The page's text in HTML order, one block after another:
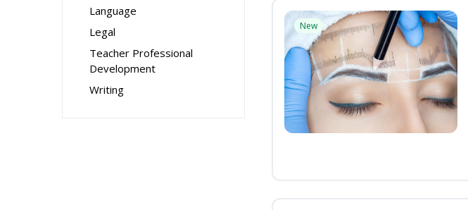
Language
Legal
Teacher Professional
Development
Writing
New